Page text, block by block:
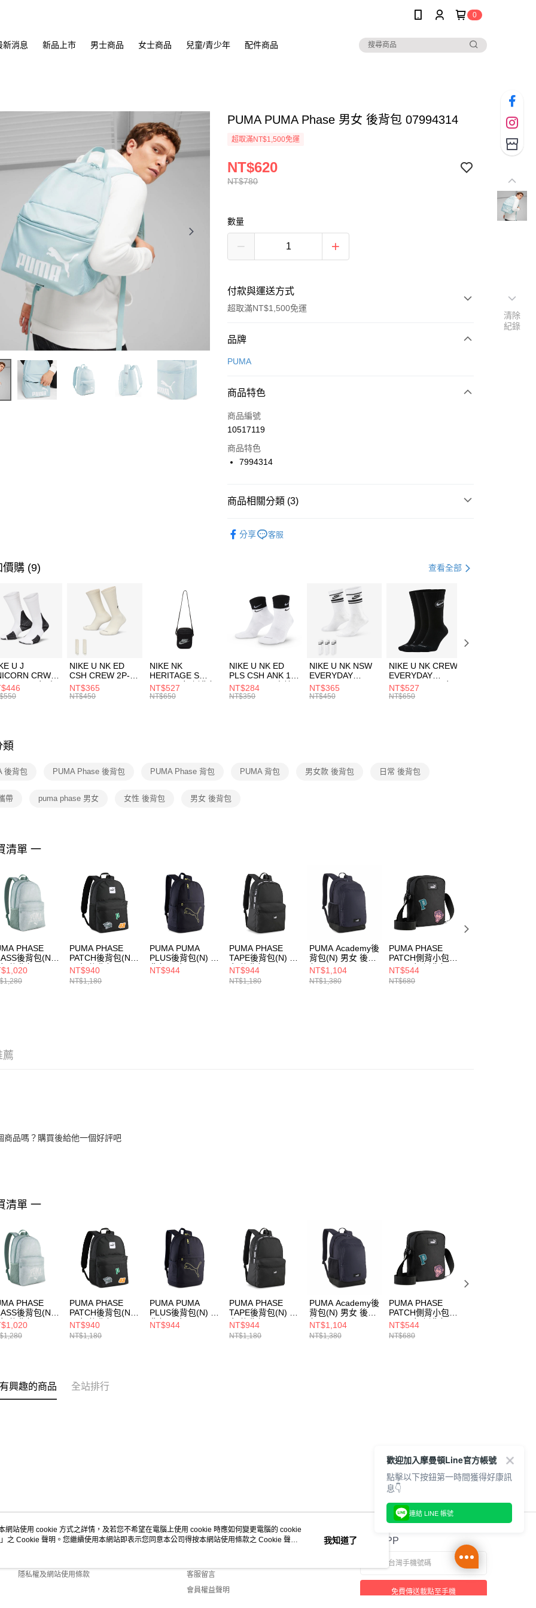
0
新消息 新品上市 男士商品 女士商品 兒童/青少年 配件商品
PUMA PUMA Phase 男女 後背包 07994314
超取滿NT$1,500免運
NT$780
NT$620
數量
付款與運送方式
超取滿NT$1,500免運
付款方式
信用卡一次付款
合作金庫商業銀行
華南商業銀行
上海商業儲蓄銀行
國泰世華商業銀行
聯邦商業銀行
台新國際商業銀行
LINE Pay
Apple Pay
【關於「AFTEE先享後付」】
３．安心：先確認商品／服務後，再付款。
【「AFTEE先享後付」結帳流程】
１．於結帳方式選擇「AFTEE先享後付」後，將跳轉至「AFTEE先享後
付」結帳頁面，進行簡訊認證並確認金額後，即可完成結帳。
２．訂單成立數日內，您將收到繳費通知簡訊。
３．收到繳費通知簡訊後14天內，點擊此簡訊中的連結，可透過四大超商
／ATM／網路銀行／等多元方式進行付款，方視為交易完成。
※ 請注意：結帳手續完成當下不需立刻繳費，但若您需要取消訂單，請聯
絡購買商品的店家。未經商家同意取消之訂單仍視為有效，需透過AFTEE
先享後付繳納相關費用。
交易，需依本服務之必要範圍內提供個人資料，並將交易相關給付款項請
結果請求用戶進行身份認證。
５．嚴禁一人註冊多個帳號或使用他人資訊註冊。若發現惡意使用之情
形，恩沛科技股份有限公司將有權停止該用戶之使用額度並採取法律行
動。
每筆NT$100，滿NT$1,500(含以上)免運費
每筆NT$100，滿NT$1,500(含以上)免運費
付款後門市自取
每筆NT$100，滿NT$1,500(含以上)免運費
品牌
PUMA
商品特色
商品編號
10517119
商品特色
7994314
商品相關分類 (3)
分享 客服
價購 (9) 查看全部
U J
CRW
-160 男女 中
FZ3393100
NIKE U NK ED
CSH CREW 2P-
144 EMBRDY 男
女 短統襪
NT$365
NT$450
NIKE NK
HERITAGE S
SMIT 男女 側背包
BA5871010
NT$527
NT$650
NIKE U NK ED
PLS CSH ANK 1P
144 DBL 男 中統
襪 DH4058104
NT$284
NT$350
NIKE U NK NSW
EVERYDAY
ESSENTIAL CR
男女 短統襪
NT$365
NT$450
NIKE U NK CREW
EVERYDAY
BBALL 3PR 男女
長統襪
NT$527
NT$650
類
後背包 PUMA Phase 後背包 PUMA Phase 背包 PUMA 背包 男女款 後背包 日常 後背包
帶 puma phase 男女 女性 後背包 男女 後背包
清單 一
PHASE
後背包(N)
後背包
PUMA PHASE
PATCH後背包(N)
男女 後背包
09116101
NT$940
NT$1,180
PUMA PUMA
PLUS後背包(N) 後
背包 男女
09118008
NT$944
PUMA PHASE
TAPE後背包(N) 男
女 後背包
09220001
NT$944
NT$1,180
PUMA Academy後
背包(N) 男女 後背
包 09069735
NT$1,104
NT$1,380
PUMA PHASE
PATCH側背小包
(N) 男女 側背包
09219701
NT$544
NT$680
薦
商品嗎？購買後給他一個好評吧
清單 一
PHASE
後背包(N)
後背包
PUMA PHASE
PATCH後背包(N)
男女 後背包
09116101
NT$940
NT$1,180
PUMA PUMA
PLUS後背包(N) 後
背包 男女
09118008
NT$944
PUMA PHASE
TAPE後背包(N) 男
女 後背包
09220001
NT$944
NT$1,180
PUMA Academy後
背包(N) 男女 後背
包 09069735
NT$1,104
NT$1,380
PUMA PHASE
PATCH側背小包
(N) 男女 側背包
09219701
NT$544
NT$680
興趣的商品 全站排行
關於我們
隱私權及網站使用條款
客服資訊
客服留言
會員權益聲明
官方APP
免費傳送載點至手機
清除
紀錄
網站使用 cookie 方式之詳情，及若您不希望在電腦上使用 cookie 時應如何變更電腦的 cookie
」之 Cookie 聲明。您繼續使用本網站即表示您同意本公司得按本網站使用條款之 Cookie 聲明
我知道了
歡迎加入摩曼頓Line官方帳號
點擊以下按鈕第一時間獲得好康訊
息👇
連結 LINE 帳號